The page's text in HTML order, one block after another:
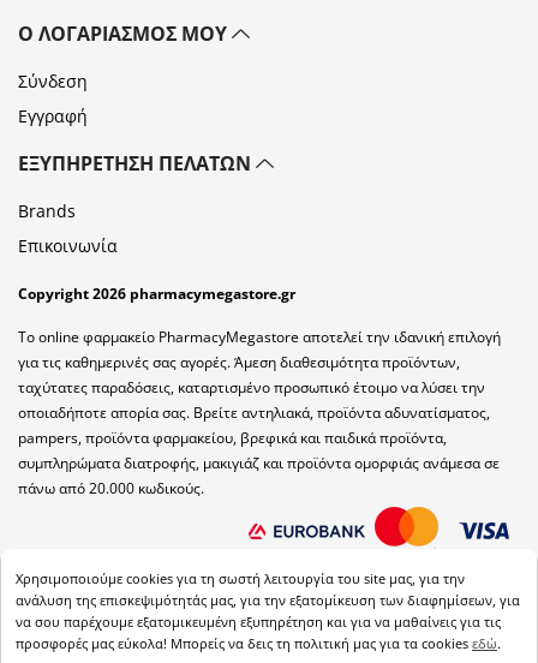
Ο ΛΟΓΑΡΙΑΣΜΌΣ ΜΟΥ
Σύνδεση
Εγγραφή
ΕΞΥΠΗΡΈΤΗΣΗ ΠΕΛΑΤΏΝ
Brands
Επικοινωνία
Copyright 2026 pharmacymegastore.gr
Το online φαρμακείο PharmacyMegastore αποτελεί την ιδανική επιλογή
για τις καθημερινές σας αγορές. Άμεση διαθεσιμότητα προϊόντων,
ταχύτατες παραδόσεις, καταρτισμένο προσωπικό έτοιμο να λύσει την
οποιαδήποτε απορία σας. Βρείτε αντηλιακά, προϊόντα αδυνατίσματος,
pampers, προϊόντα φαρμακείου, βρεφικά και παιδικά προϊόντα,
συμπληρώματα διατροφής, μακιγιάζ και προϊόντα ομορφιάς ανάμεσα σε
πάνω από 20.000 κωδικούς.
Χρησιμοποιούμε cookies για τη σωστή λειτουργία του site μας, για την
ανάλυση της επισκεψιμότητάς μας, για την εξατομίκευση των διαφημίσεων, για
να σου παρέχουμε εξατομικευμένη εξυπηρέτηση και για να μαθαίνεις για τις
προσφορές μας εύκολα! Μπορείς να δεις τη πολιτική μας για τα cookies εδώ.